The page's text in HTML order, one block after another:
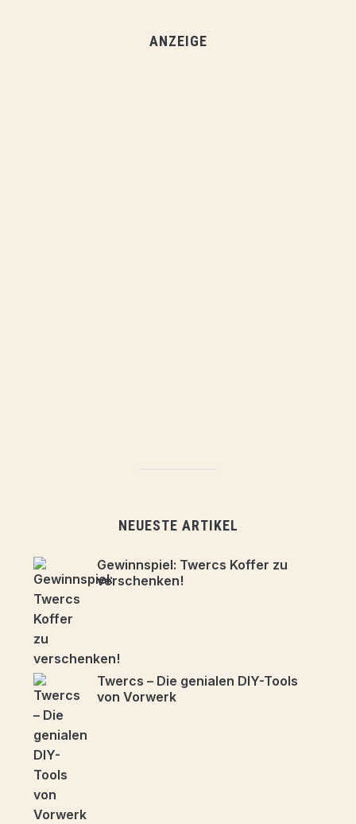
ANZEIGE
NEUESTE ARTIKEL
Gewinnspiel: Twercs Koffer zu
verschenken!
Twercs – Die genialen DIY-Tools
von Vorwerk